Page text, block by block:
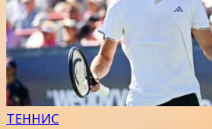
ТЕННИС